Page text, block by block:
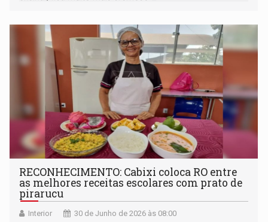
RECONHECIMENTO: Cabixi coloca RO entre
as melhores receitas escolares com prato de
pirarucu
Interior 30 de Junho de 2026 às 08:00